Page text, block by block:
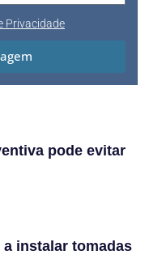
Privacidade
pode evitar
instalar tomadas